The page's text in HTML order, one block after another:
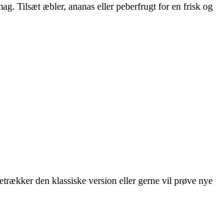
Tilsæt æbler, ananas eller peberfrugt for en frisk og
den klassiske version eller gerne vil prøve nye